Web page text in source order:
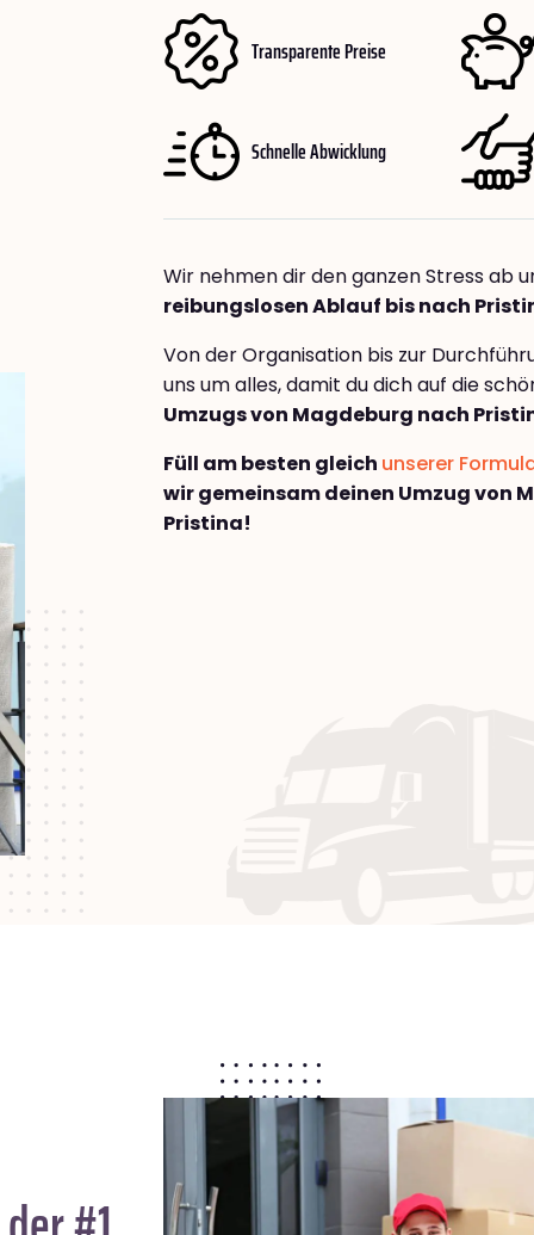
Transparente Preise
Schnelle Abwicklung
Wir nehmen dir den ganzen Stress ab
reibungslosen Ablauf bis nach
Von der Organisation bis zur
uns um alles, damit du dich auf die
Umzugs von Magdeburg nach
Füll am besten gleich unserer
wir gemeinsam deinen Umzug von
Pristina!